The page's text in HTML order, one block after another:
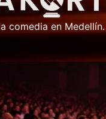
comedia en Medellín.